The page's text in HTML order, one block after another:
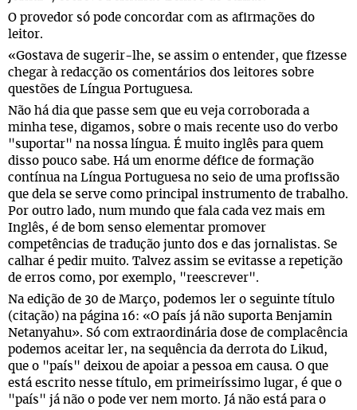
O provedor só pode concordar com as afirmações do
leitor.
«Gostava de sugerir-lhe, se assim o entender, que fizesse
chegar à redacção os comentários dos leitores sobre
questões de Língua Portuguesa.
Não há dia que passe sem que eu veja corroborada a
minha tese, digamos, sobre o mais recente uso do verbo
"suportar" na nossa língua. É muito inglês para quem
disso pouco sabe. Há um enorme défice de formação
contínua na Língua Portuguesa no seio de uma profissão
que dela se serve como principal instrumento de trabalho.
Por outro lado, num mundo que fala cada vez mais em
Inglês, é de bom senso elementar promover
competências de tradução junto dos e das jornalistas. Se
calhar é pedir muito. Talvez assim se evitasse a repetição
de erros como, por exemplo, "reescrever".
Na edição de 30 de Março, podemos ler o seguinte título
(citação) na página 16: «O país já não suporta Benjamin
Netanyahu». Só com extraordinária dose de complacência
podemos aceitar ler, na sequência da derrota do Likud,
que o "país" deixou de apoiar a pessoa em causa. O que
está escrito nesse título, em primeiríssimo lugar, é que o
"país" já não o pode ver nem morto. Já não está para o